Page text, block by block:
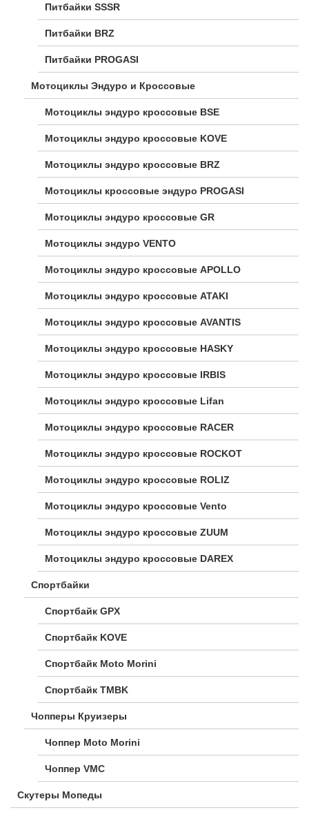
Питбайки SSSR
Питбайки BRZ
Питбайки PROGASI
Мотоциклы Эндуро и Кроссовые
Мотоциклы эндуро кроссовые BSE
Мотоциклы эндуро кроссовые KOVE
Мотоциклы эндуро кроссовые BRZ
Мотоциклы кроссовые эндуро PROGASI
Мотоциклы эндуро кроссовые GR
Мотоциклы эндуро VENTO
Мотоциклы эндуро кроссовые APOLLO
Мотоциклы эндуро кроссовые ATAKI
Мотоциклы эндуро кроссовые AVANTIS
Мотоциклы эндуро кроссовые HASKY
Мотоциклы эндуро кроссовые IRBIS
Мотоциклы эндуро кроссовые Lifan
Мотоциклы эндуро кроссовые RACER
Мотоциклы эндуро кроссовые ROCKOT
Мотоциклы эндуро кроссовые ROLIZ
Мотоциклы эндуро кроссовые Vento
Мотоциклы эндуро кроссовые ZUUM
Мотоциклы эндуро кроссовые DAREX
Спортбайки
Спортбайк GPX
Спортбайк KOVE
Спортбайк Moto Morini
Спортбайк TMBK
Чопперы Круизеры
Чоппер Moto Morini
Чоппер VMC
Скутеры Мопеды